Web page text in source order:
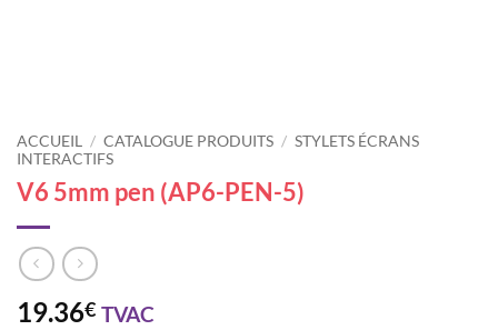
ACCUEIL / CATALOGUE PRODUITS / STYLETS ÉCRANS
INTERACTIFS
V6 5mm pen (AP6-PEN-5)
19.36€ TVAC